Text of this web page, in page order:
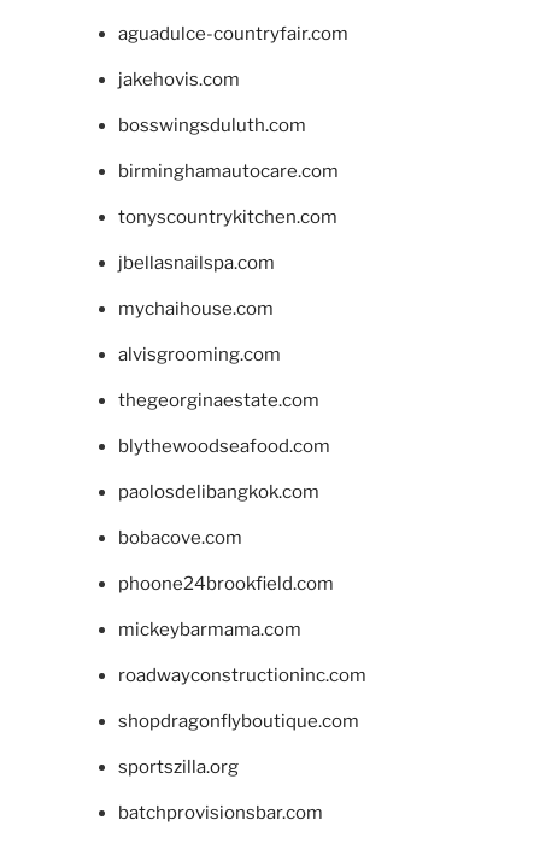
aguadulce-countryfair.com
jakehovis.com
bosswingsduluth.com
birminghamautocare.com
tonyscountrykitchen.com
jbellasnailspa.com
mychaihouse.com
alvisgrooming.com
thegeorginaestate.com
blythewoodseafood.com
paolosdelibangkok.com
bobacove.com
phoone24brookfield.com
mickeybarmama.com
roadwayconstructioninc.com
shopdragonflyboutique.com
sportszilla.org
batchprovisionsbar.com